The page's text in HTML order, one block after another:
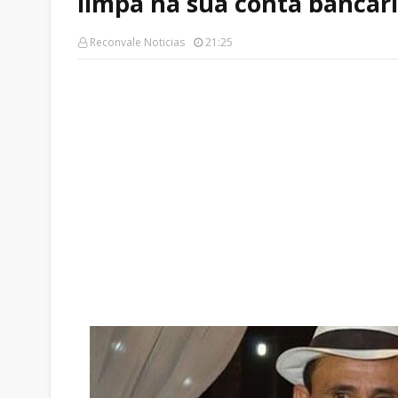
Reconvale Noticias 21:25